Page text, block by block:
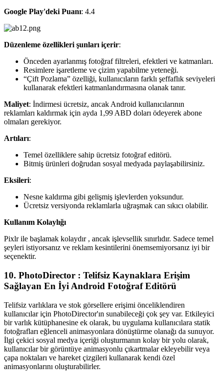
Google Play'deki Puanı: 4.4
Düzenleme özellikleri şunları içerir:
Önceden ayarlanmış fotoğraf filtreleri, efektleri ve katmanları.
Resimlere işaretleme ve çizim yapabilme yeteneği.
“Çift Pozlama” özelliği, kullanıcıların farklı şeffaflık seviyeleri
kullanarak efektleri katmanlandırmasına olanak tanır.
Maliyet: İndirmesi ücretsiz, ancak Android kullanıcılarının
reklamları kaldırmak için ayda 1,99 ABD doları ödeyerek abone
olmaları gerekiyor.
Artıları:
Temel özelliklere sahip ücretsiz fotoğraf editörü.
Bitmiş ürünleri doğrudan sosyal medyada paylaşabilirsiniz.
Eksileri:
Nesne kaldırma gibi gelişmiş işlevlerden yoksundur.
Ücretsiz versiyonda reklamlarla uğraşmak can sıkıcı olabilir.
Kullanım Kolaylığı
Pixlr ile başlamak kolaydır , ancak işlevsellik sınırlıdır. Sadece temel
şeyleri istiyorsanız ve reklam kesintilerini önemsemiyorsanız iyi bir
seçenektir.
10. PhotoDirector : Telifsiz Kaynaklara Erişim
Sağlayan En İyi Android Fotoğraf Editörü‍
Telifsiz varlıklara ve stok görsellere erişimi önceliklendiren
kullanıcılar için PhotoDirector'ın sunabileceği çok şey var. Etkileyici
bir varlık kütüphanesine ek olarak, bu uygulama kullanıcılara statik
fotoğrafları eğlenceli animasyonlara dönüştürme olanağı da sunuyor.
İlgi çekici sosyal medya içeriği oluşturmanın kolay bir yolu olarak,
kullanıcılar bir görüntüye animasyonlu çıkartmalar ekleyebilir veya
çapa noktaları ve hareket çizgileri kullanarak kendi özel
animasyonlarını oluşturabilirler.